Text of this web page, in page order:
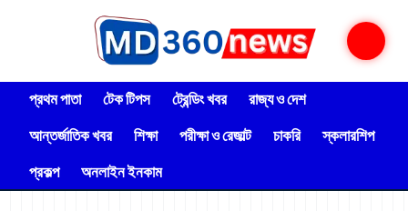
প্রথম পাতা টেক টিপস ট্রেন্ডিং খবর
রাজ্য ও দেশ
আন্তর্জাতিক খবর
শিক্ষা পরীক্ষা ও রেজাল্ট চাকরি
স্কলারশিপ
প্রকল্প
অনলাইন ইনকাম